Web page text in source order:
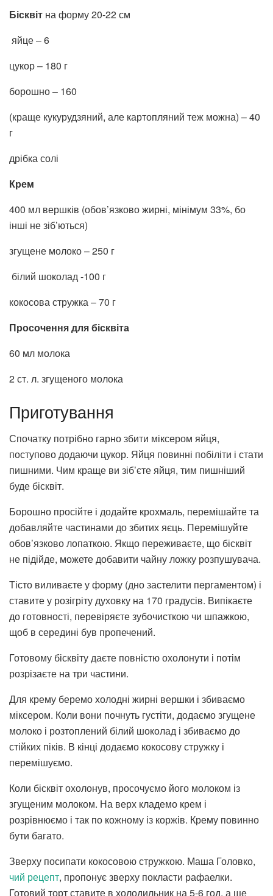
Бісквіт на форму 20-22 см
яйце – 6
цукор – 180 г
борошно – 160
(краще кукурудзяний, але картопляний теж можна) – 40
г
дрібка солі
Крем
400 мл вершків (обов’язково жирні, мінімум 33%, бо
інші не зіб’ються)
згущене молоко – 250 г
білий шоколад -100 г
кокосова стружка – 70 г
Просочення для бісквіта
60 мл молока
2 ст. л. згущеного молока
Приготування
Спочатку потрібно гарно збити міксером яйця,
поступово додаючи цукор. Яйця повинні побіліти і стати
пишними. Чим краще ви зіб’єте яйця, тим пишніший
буде бісквіт.
Борошно просійте і додайте крохмаль, перемішайте та
добавляйте частинами до збитих яєць. Перемішуйте
обов’язково лопаткою. Якщо переживаєте, що бісквіт
не підійде, можете добавити чайну ложку розпушувача.
Тісто виливаєте у форму (дно застелити пергаментом) і
ставите у розігріту духовку на 170 градусів. Випікаєте
до готовності, перевіряєте зубочисткою чи шпажкою,
щоб в середині був пропечений.
Готовому бісквіту даєте повністю охолонути і потім
розрізаєте на три частини.
Для крему беремо холодні жирні вершки і збиваємо
міксером. Коли вони почнуть густіти, додаємо згущене
молоко і розтоплений білий шоколад і збиваємо до
стійких піків. В кінці додаємо кокосову стружку і
перемішуємо.
Коли бісквіт охолонув, просочуємо його молоком із
згущеним молоком. На верх кладемо крем і
розрівнюємо і так по кожному із коржів. Крему повинно
бути багато.
Зверху посипати кокосовою стружкою. Маша Головко,
чий рецепт, пропонує зверху покласти рафаелки.
Готовий торт ставите в холодильник на 5-6 год, а ще